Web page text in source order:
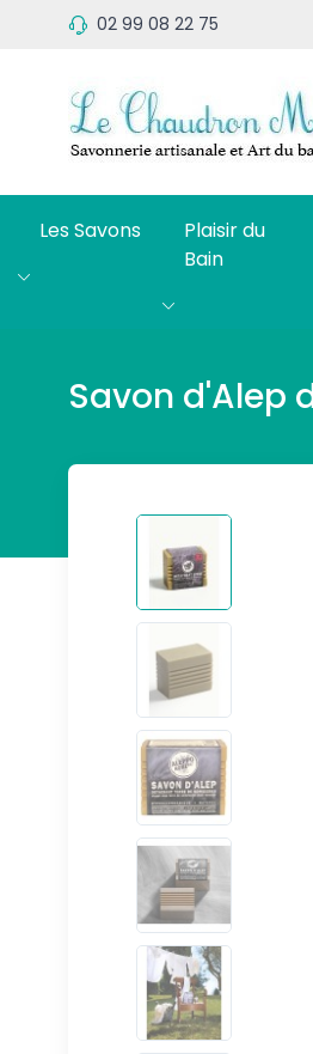
02 99 08 22 75
Les Savons
Plaisir du
Bain
Savon d'Alep